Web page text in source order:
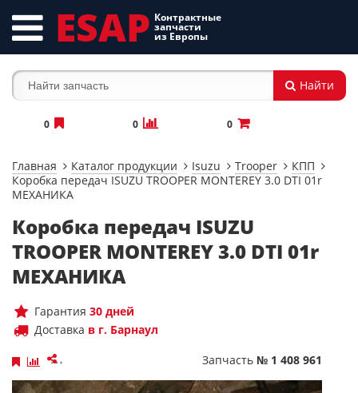
ESAP Контрактные
запчасти
из Европы
Найти
0 0 0
Главная Каталог продукции Isuzu Trooper
КПП
Коробка передач ISUZU TROOPER MONTEREY 3.0 DTI 01r
МЕХАНИКА
Коробка передач ISUZU
TROOPER MONTEREY 3.0 DTI 01r
МЕХАНИКА
Гарантия 30 дней
Доставка в г. Барнаул
Запчасть № 1 408 961